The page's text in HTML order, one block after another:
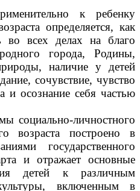
к ребенку
определяется, как
во всех делах на благо
города, Родины,
наличие у детей
сочувствие, чувство
и осознание себя частью
социально-личностного
возраста построено в
государственного
и отражает основные
детей к различным
включенным в